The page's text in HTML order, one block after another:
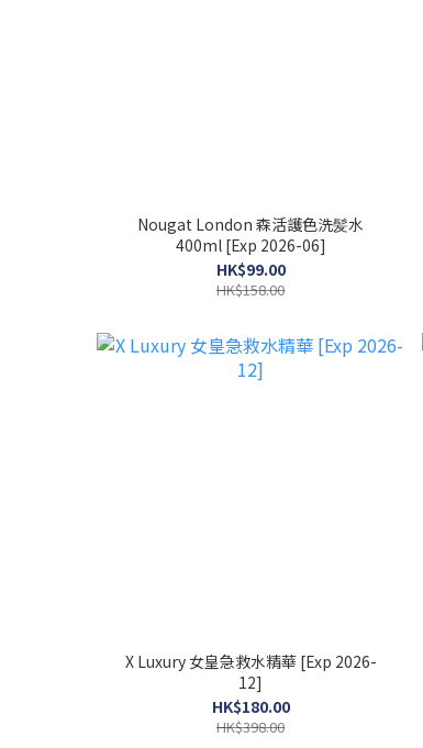
Nougat London 森活護色洗髪水
400ml [Exp 2026-06]
HK$99.00
HK$158.00
X Luxury 女皇急救水精華 [Exp 2026-
12]
HK$180.00
HK$398.00